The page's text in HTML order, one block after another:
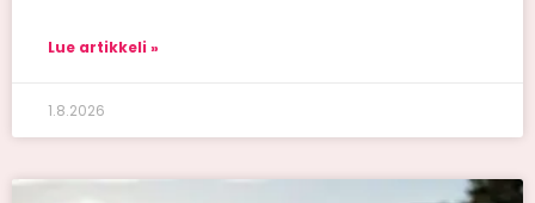
Lue artikkeli »
1.8.2026